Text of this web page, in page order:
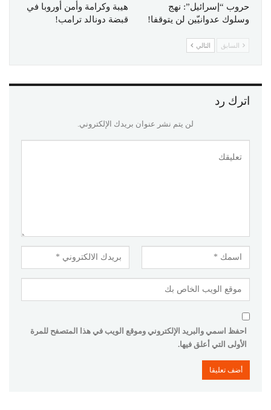
حروب “إسرائيل”: نهج
وسلوك عدوانيّين لن يتوقفا!
هيبة وكرامة وأمن أوروبا في
قبضة دونالد ترامب!
السابق التالي
اترك رد
لن يتم نشر عنوان بريدك الإلكتروني.
احفظ اسمي والبريد الإلكتروني وموقع الويب في هذا المتصفح للمرة
الأولى التي أعلق فيها.